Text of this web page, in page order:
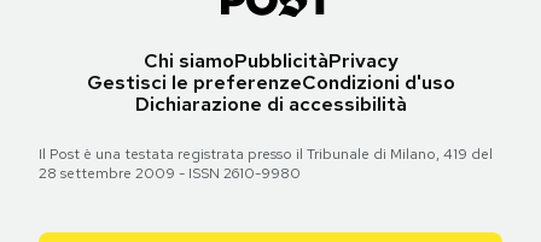
Chi siamoPubblicitàPrivacy
Gestisci le preferenzeCondizioni d'uso
Dichiarazione di accessibilità
Il Post è una testata registrata presso il Tribunale di Milano, 419 del
28 settembre 2009 - ISSN 2610-9980